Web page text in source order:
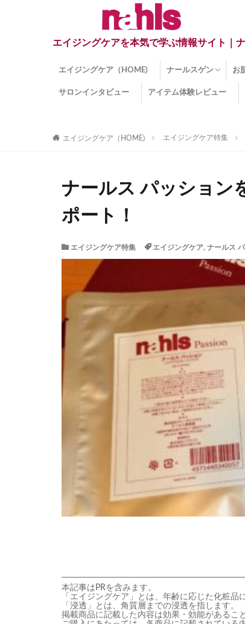
エイジングケアを本気で学ぶ情報サイト｜
エイジングケア（HOME) ナールスゲン
ナールスゲンとは？
ナールスゲン関連成分
お
イ
く
目
し
し
顔
ほ
毛
手
乾
敏
紫
薄
そ
サロンインタビュー アイテム体験レビュー
エイジングケア（HOME) エイジングケア特集
ナールス パッション
ポート！
エイジングケア特集 エイジングケア, ナールス
本記事はPRを含みます。
「エイジングケア」とは、年齢に応じた化粧品
「浸透」とは、角質層までの浸透を指します。
掲載商品に記載した内容は効果・効能があるこ